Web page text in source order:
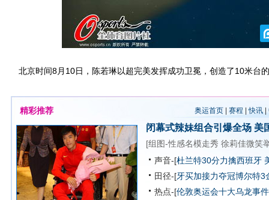
北京时间8月10日，陈若琳以超完美发挥成功卫冕，创造了10米台
精彩推荐 奥运首页| 赛程 |快讯|
闭幕式辣妹组合引爆全场 美
[组图-性感名模走秀 徐莉佳微笑
声音-[杜兰特30分力擒西班牙
田径-[牙买加接力夺冠博尔特3
热点-[伦敦奥运会十大乌龙事件